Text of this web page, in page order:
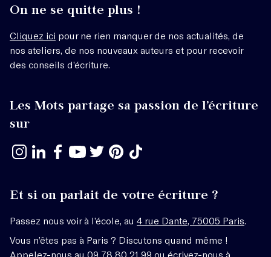
On ne se quitte plus !
Cliquez ici pour ne rien manquer de nos actualités, de
nos ateliers, de nos nouveaux auteurs et pour recevoir
des conseils d’écriture.
Les Mots partage sa passion de l’écriture
sur
Et si on parlait de votre écriture ?
Passez nous voir à l’école, au 4 rue Dante, 75005 Paris.
Vous n’êtes pas à Paris ? Discutons quand même !
Appelez-nous au 09 78 80 21 99 ou écrivez-nous à